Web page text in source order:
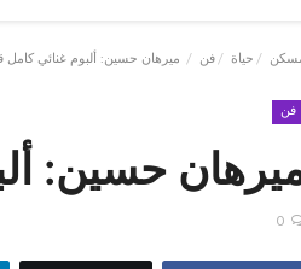
حياة فن ميرهان حسين: ألبوم غنائي كامل
فن
حسين:
0